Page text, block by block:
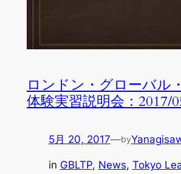
ロンドン・グローバル
体験実習説明会：2017/
5月 20, 2017—by
in GBLTP, News, Tokyo